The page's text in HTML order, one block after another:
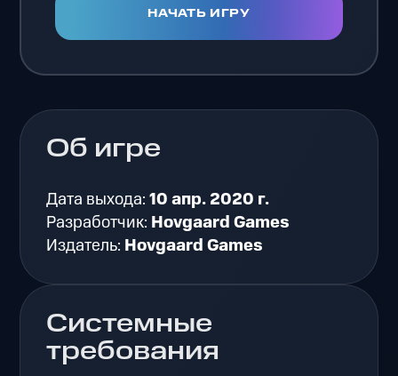
НАЧАТЬ ИГРУ
Об игре
Дата выхода:10 апр. 2020 г.
Разработчик: Hovgaard Games
Издатель: Hovgaard Games
Системные
требования